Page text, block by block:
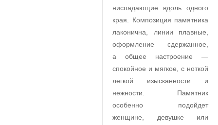
ниспадающие вдоль одного
края. Композиция памятника
лаконична, линии плавные,
оформление — сдержанное,
а общее настроение —
спокойное и мягкое, с ноткой
легкой изысканности и
нежности. Памятник
особенно подойдет
женщине, девушке или